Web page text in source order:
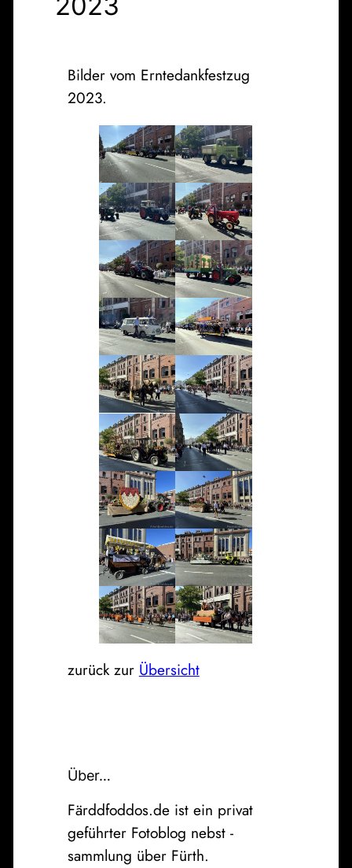
Bilder vom Erntedankfestzug
2023.
zurück zur Übersicht
Über…
Färddfoddos.de ist ein privat
geführter Fotoblog nebst -
sammlung über Fürth.